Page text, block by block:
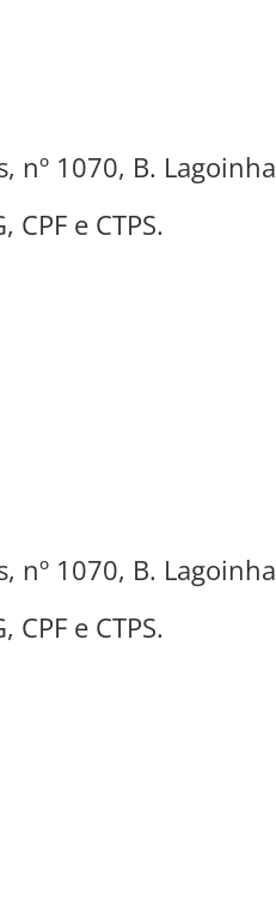
nº 1070, B. Lagoinha
e CTPS.
nº 1070, B. Lagoinha
e CTPS.